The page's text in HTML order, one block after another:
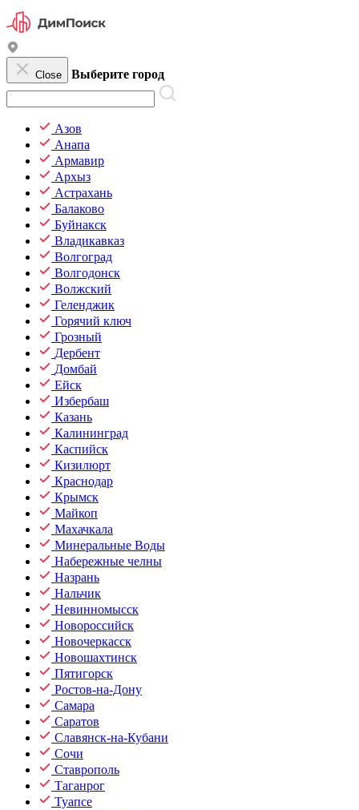
Close Выберите город
Азов
Анапа
Армавир
Архыз
Астрахань
Балаково
Буйнакск
Владикавказ
Волгоград
Волгодонск
Волжский
Геленджик
Горячий ключ
Грозный
Дербент
Домбай
Ейск
Избербаш
Казань
Калининград
Каспийск
Кизилюрт
Краснодар
Крымск
Майкоп
Махачкала
Минеральные Воды
Набережные челны
Назрань
Нальчик
Невинномысск
Новороссийск
Новочеркасск
Новошахтинск
Пятигорск
Ростов-на-Дону
Самара
Саратов
Славянск-на-Кубани
Сочи
Ставрополь
Таганрог
Туапсе